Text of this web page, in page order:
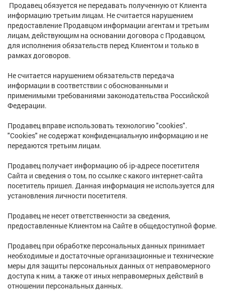
Продавец обязуется не передавать полученную от Клиента
информацию третьим лицам. Не считается нарушением
предоставление Продавцом информации агентам и третьим
лицам, действующим на основании договора с Продавцом,
для исполнения обязательств перед Клиентом и только в
рамках договоров.
Не считается нарушением обязательств передача
информации в соответствии с обоснованными и
применимыми требованиями законодательства Российской
Федерации.
Продавец вправе использовать технологию "cookies".
"Cookies" не содержат конфиденциальную информацию и не
передаются третьим лицам.
Продавец получает информацию об ip-адресе посетителя
Сайта и сведения о том, по ссылке с какого интернет-сайта
посетитель пришел. Данная информация не используется для
установления личности посетителя.
Продавец не несет ответственности за сведения,
предоставленные Клиентом на Сайте в общедоступной форме.
Продавец при обработке персональных данных принимает
необходимые и достаточные организационные и технические
меры для защиты персональных данных от неправомерного
доступа к ним, а также от иных неправомерных действий в
отношении персональных данных.